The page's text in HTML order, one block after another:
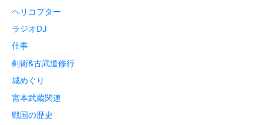
ヘリコプター
ラジオDJ
仕事
剣術&古武道修行
城めぐり
宮本武蔵関連
戦国の歴史